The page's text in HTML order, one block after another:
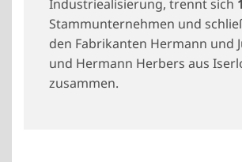
Industriealisierung, trennt sich
Stammunternehmen und
den Fabrikanten Hermann und
und Hermann Herbers aus
zusammen.